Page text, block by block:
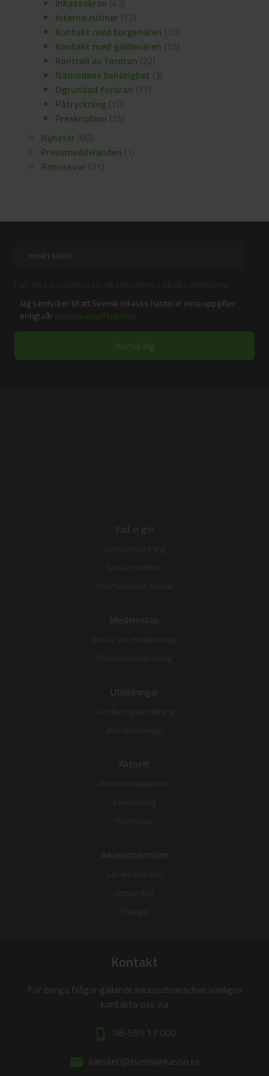
Inkassokrav (43)
Interna rutiner (12)
Kontakt med borgenären (10)
Kontakt med gäldenären (15)
Kontroll av fordran (22)
Nämndens behörighet (3)
Ogrundad fordran (11)
Påtryckning (10)
Preskription (16)
Nyheter (60)
Pressmeddelanden (1)
Remissvar (31)
Jag samtycker till att Svensk Inkasso hanterar mina uppgifter
enligt vår personuppgiftspolicy
Vad vi gör
Medlemskap
Utbildningar
Aktuellt
Inkassonämnden
Kontakt
För övriga frågor gällande inkassobranschen vänligen
kontakta oss via
phone_iphone 08-559 17 000
email kansliet@svenskinkasso.se